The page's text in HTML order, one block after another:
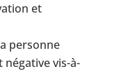
et
personne
vis-à-